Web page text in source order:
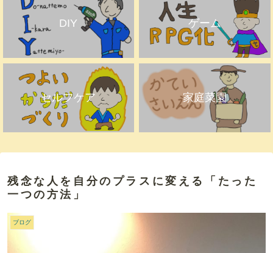
DIY ゲーム
セルフケア 家庭菜園
残念な人を自分のプラスに変える「たった
一つの方法」
ブログ